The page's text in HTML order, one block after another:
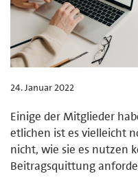
24. Januar 2022
Einige der Mitglieder
etlichen ist es vielleicht
nicht, wie sie es nutzen
Beitragsquittung